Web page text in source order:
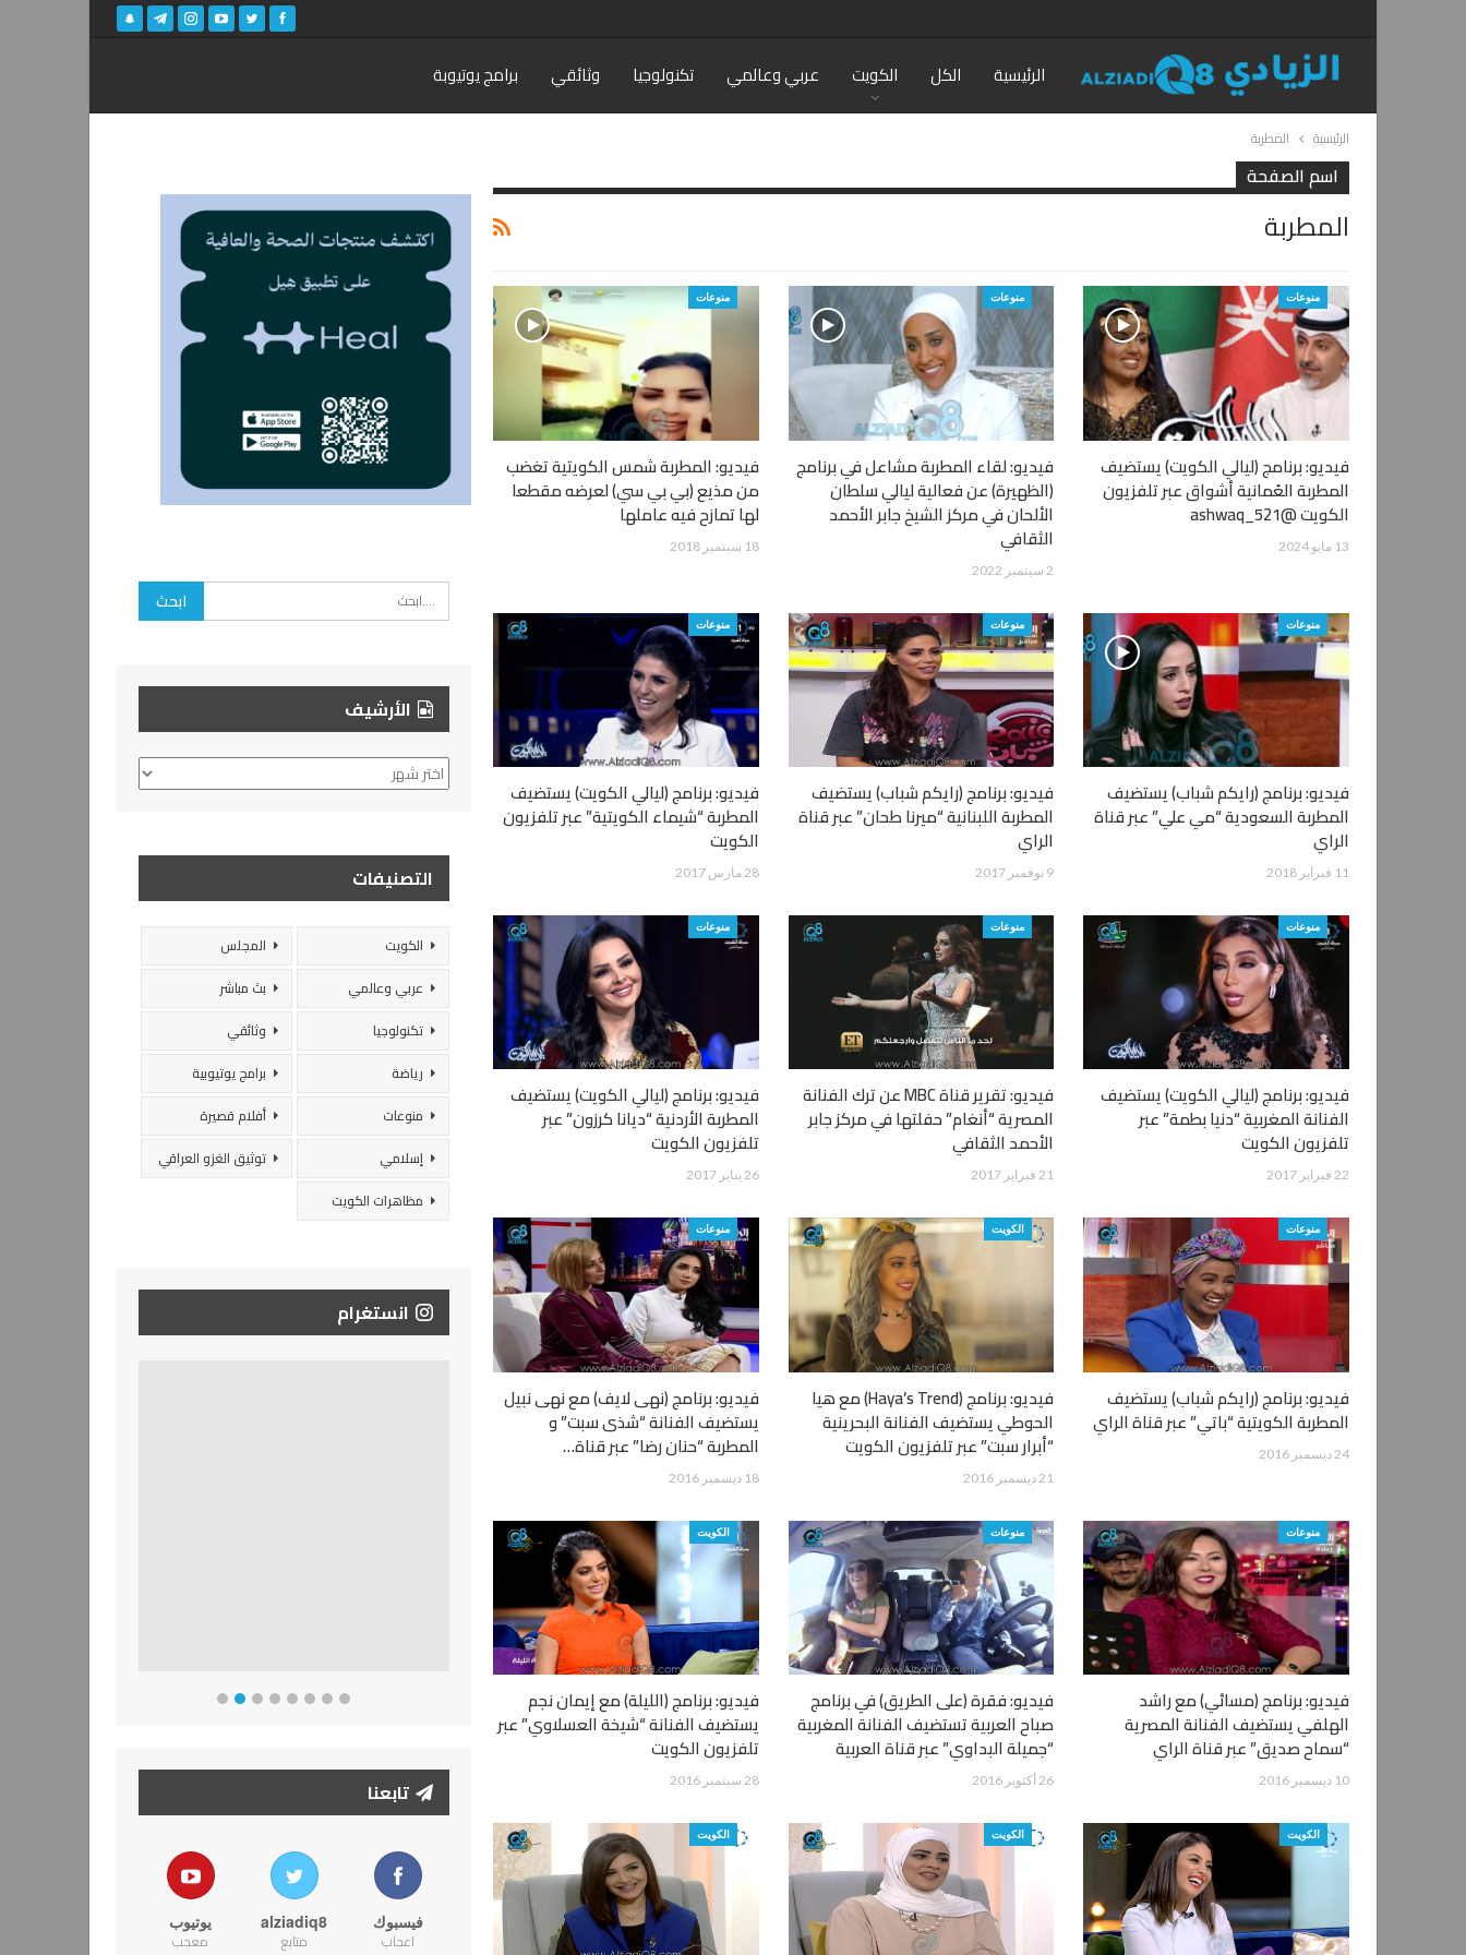
الرئيسية الكل الكويت عربي وعالمي تكنولوجيا وثائقي برامج يوتيوبة
الرئيسية المطربة
اسم الصفحة
المطربة
منوعات
فيديو: برنامج (ليالي الكويت) يستضيف
المطربة العُمانية أشواق عبر تلفزيون
الكويت @ashwaq_521
13 مايو 2024
منوعات
فيديو: لقاء المطربة مشاعل في برنامج
(الظهيرة) عن فعالية ليالي سلطان
الألحان في مركز الشيخ جابر الأحمد
الثقافي
2 سبتمبر 2022
منوعات
فيديو: المطربة شمس الكويتية تغضب
من مذيع (بي بي سي) لعرضه مقطعا
لها تمازح فيه عاملها
18 سبتمبر 2018
منوعات
فيديو: برنامج (رايكم شباب) يستضيف
المطربة السعودية “مي علي” عبر قناة
الراي
11 فبراير 2018
منوعات
فيديو: برنامج (رايكم شباب) يستضيف
المطربة اللبنانية “ميرنا طحان” عبر قناة
الراي
9 نوفمبر 2017
منوعات
فيديو: برنامج (ليالي الكويت) يستضيف
المطربة “شيماء الكويتية” عبر تلفزيون
الكويت
28 مارس 2017
منوعات
فيديو: برنامج (ليالي الكويت) يستضيف
الفنانة المغربية “دنيا بطمة” عبر
تلفزيون الكويت
22 فبراير 2017
منوعات
فيديو: تقرير قناة MBC عن ترك الفنانة
المصرية “أنغام” حفلتها في مركز جابر
الأحمد الثقافي
21 فبراير 2017
منوعات
فيديو: برنامج (ليالي الكويت) يستضيف
المطربة الأردنية “ديانا كرزون” عبر
تلفزيون الكويت
26 يناير 2017
منوعات
فيديو: برنامج (رايكم شباب) يستضيف
المطربة الكويتية “باتي” عبر قناة الراي
24 ديسمبر 2016
الكويت
فيديو: برنامج (Haya’s Trend) مع هيا
الحوطي يستضيف الفنانة البحرينية
“أبرار سبت” عبر تلفزيون الكويت
21 ديسمبر 2016
منوعات
فيديو: برنامج (نهى لايف) مع نهى نبيل
يستضيف الفنانة “شذى سبت” و
المطربة “حنان رضا” عبر قناة…
18 ديسمبر 2016
منوعات
فيديو: برنامج (مسائي) مع راشد
الهلفي يستضيف الفنانة المصرية
“سماح صديق” عبر قناة الراي
10 ديسمبر 2016
منوعات
فيديو: فقرة (على الطريق) في برنامج
صباح العربية تستضيف الفنانة المغربية
“جميلة البداوي” عبر قناة العربية
26 أكتوبر 2016
الكويت
فيديو: برنامج (الليلة) مع إيمان نجم
يستضيف الفنانة “شيخة العسلاوي” عبر
تلفزيون الكويت
28 سبتمبر 2016
الكويت الكويت الكويت
الأرشيف
الأرشيف
التصنيفات
الكويت
المجلس
عربي وعالمي
بث مباشر
تكنولوجيا
وثائقي
رياضة
برامج يوتيوبية
منوعات
أفلام قصيرة
إسلامي
توثيق الغزو العراقي
مظاهرات الكويت
انستغرام
تابعنا
فيسبوك
اعجاب
alziadiq8
متابع
يوتيوب
معجب